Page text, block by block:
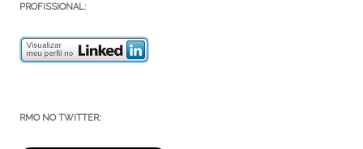
PROFISSIONAL:
RMO NO TWITTER: